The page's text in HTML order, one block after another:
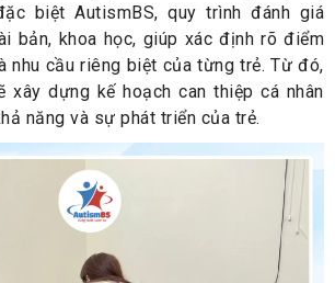
biệt AutismBS, quy trình đánh giá
bản, khoa học, giúp xác định rõ điểm
nhu cầu riêng biệt của từng trẻ. Từ đó,
xây dựng kế hoạch can thiệp cá nhân
năng và sự phát triển của trẻ.